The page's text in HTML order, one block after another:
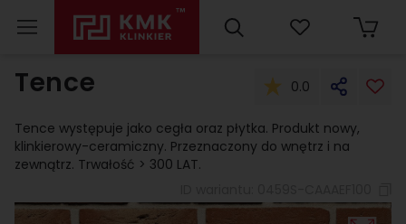
Tence 0.0
Tence występuje jako cegła oraz płytka. Produkt nowy,
klinkierowy-ceramiczny. Przeznaczony do wnętrz i na
zewnątrz. Trwałość > 300 LAT.